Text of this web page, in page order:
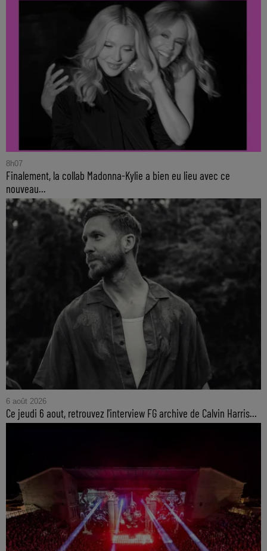
8h07
Finalement, la collab Madonna-Kylie a bien eu lieu avec ce
nouveau...
6 août 2026
Ce jeudi 6 aout, retrouvez l'interview FG archive de Calvin Harris...